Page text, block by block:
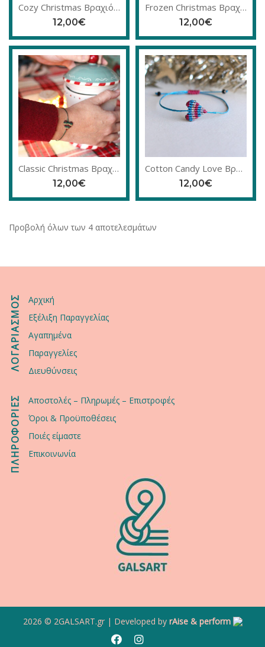
Cozy Christmas Βραχιόλι
12,00€
Frozen Christmas Βραχιόλι
12,00€
Classic Christmas Βραχιόλι
12,00€
Cotton Candy Love Βραχιόλι
12,00€
Προβολή όλων των 4 αποτελεσμάτων
ΛΟΓΑΡΙΑΣΜΟΣ
Αρχική
Εξέλιξη Παραγγελίας
Αγαπημένα
Παραγγελίες
Διευθύνσεις
ΠΛΗΡΟΦΟΡΙΕΣ
Αποστολές – Πληρωμές – Επιστροφές
Όροι & Προϋποθέσεις
Ποιές είμαστε
Επικοινωνία
2026 © 2GALSART.gr| Developed by rAise & perform